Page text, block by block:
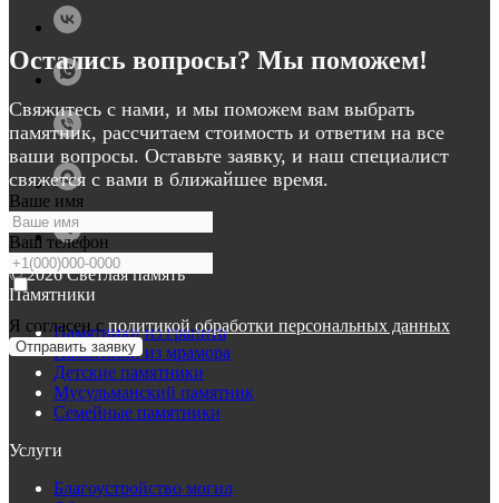
Остались вопросы? Мы поможем!
Свяжитесь с нами, и мы поможем вам выбрать
памятник, рассчитаем стоимость и ответим на все
ваши вопросы. Оставьте заявку, и наш специалист
свяжется с вами в ближайшее время.
Ваше имя
Ваш телефон
Я согласен с политикой обработки персональных данных
Отправить заявку
© 2026 Светлая память
Памятники
Памятники из гранита
Памятники из мрамора
Детские памятники
Мусульманский памятник
Семейные памятники
Услуги
Благоустройство могил